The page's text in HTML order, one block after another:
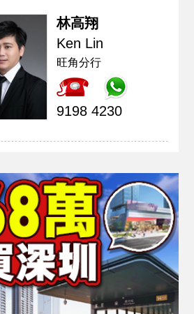
林高翔
Ken Lin
旺角分行
9198 4230